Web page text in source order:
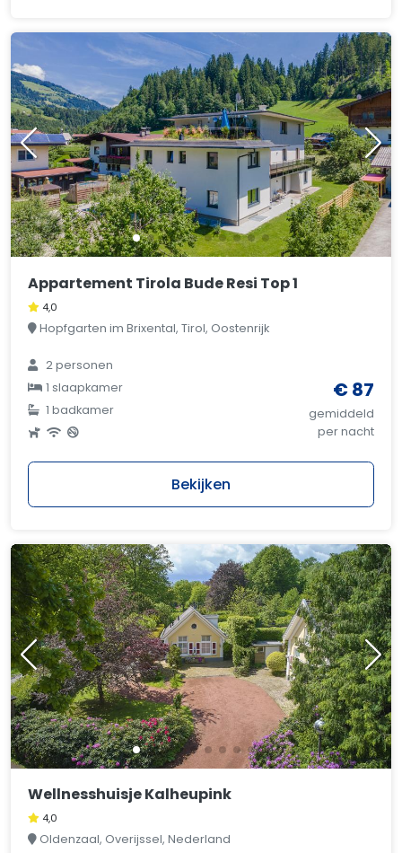
Appartement Tirola Bude Resi Top 1
4,0
Hopfgarten im Brixental, Tirol, Oostenrijk
2 personen
1 slaapkamer
1 badkamer
€ 87
gemiddeld
per nacht
Bekijken
Wellnesshuisje Kalheupink
4,0
Oldenzaal, Overijssel, Nederland